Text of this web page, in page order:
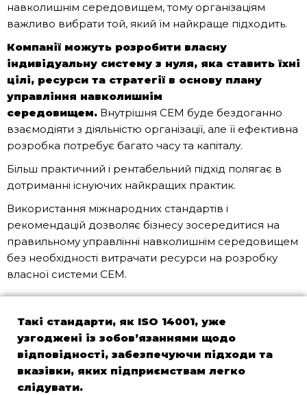
навколишнім середовищем, тому організаціям
важливо вибрати той, який їм найкраще підходить.
Компанії можуть розробити власну
індивідуальну систему з нуля, яка ставить їхні
цілі, ресурси та стратегії в основу плану
управління навколишнім
середовищем. Внутрішня СЕМ буде бездоганно
взаємодіяти з діяльністю організації, але її ефективна
розробка потребує багато часу та капіталу.
Більш практичний і рентабельний підхід полягає в
дотриманні існуючих найкращих практик.
Використання міжнародних стандартів і
рекомендацій дозволяє бізнесу зосередитися на
правильному управлінні навколишнім середовищем
без необхідності витрачати ресурси на розробку
власної системи СЕМ.
Такі стандарти, як ISO 14001, уже
узгоджені із зобов’язаннями щодо
відповідності, забезпечуючи підходи та
вказівки, яких підприємствам легко
слідувати.